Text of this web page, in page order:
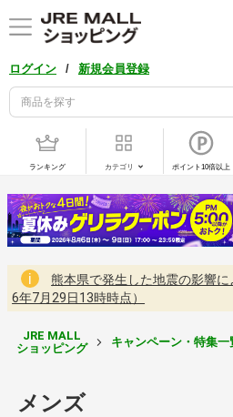
ログイン / 新規会員登録
ランキング カテゴリ ポイント10倍以上
熊本県で発生した地震の影響
6年7月29日13時時点）
JRE MALL
ショッピング
キャンペーン・特集一
メンズ